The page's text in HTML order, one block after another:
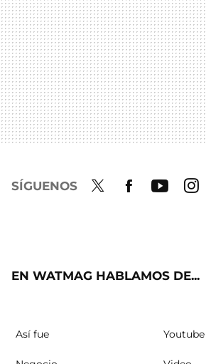
SÍGUENOS
EN WATMAG HABLAMOS DE...
Así fue Youtube